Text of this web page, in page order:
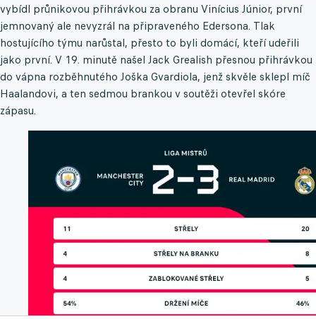
vybídl průnikovou přihrávkou za obranu Vinícius Júnior, první
jemnovaný ale nevyzrál na připraveného Edersona. Tlak
hostujícího týmu narůstal, přesto to byli domácí, kteří udeřili
jako první. V 19. minutě našel Jack Grealish přesnou přihrávkou
do vápna rozběhnutého Joška Gvardiola, jenž skvěle sklepl míč
Haalandovi, a ten sedmou brankou v soutěži otevřel skóre
zápasu.